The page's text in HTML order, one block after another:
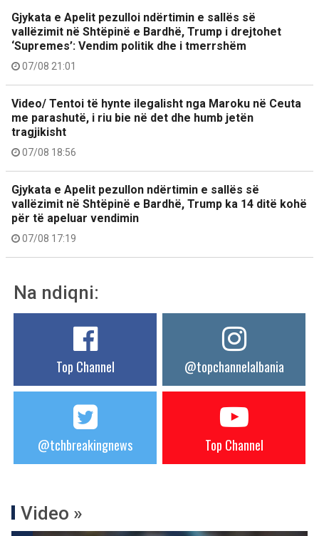
Gjykata e Apelit pezulloi ndërtimin e sallës së
vallëzimit në Shtëpinë e Bardhë, Trump i drejtohet
‘Supremes’: Vendim politik dhe i tmerrshëm
07/08 21:01
Video/ Tentoi të hynte ilegalisht nga Maroku në Ceuta
me parashutë, i riu bie në det dhe humb jetën
tragjikisht
07/08 18:56
Gjykata e Apelit pezullon ndërtimin e sallës së
vallëzimit në Shtëpinë e Bardhë, Trump ka 14 ditë kohë
për të apeluar vendimin
07/08 17:19
Na ndiqni:
Top Channel @topchannelalbania
@tchbreakingnews Top Channel
Video »